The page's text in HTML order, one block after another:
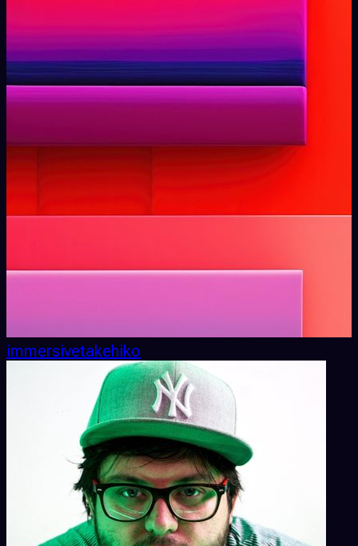
immersivetakehiko